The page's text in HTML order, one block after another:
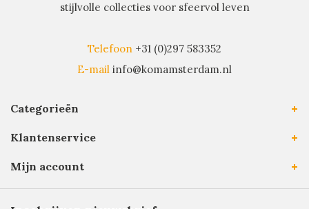
stijlvolle collecties voor sfeervol leven
Telefoon +31 (0)297 583352
E-mail info@komamsterdam.nl
Categorieën
Klantenservice
Mijn account